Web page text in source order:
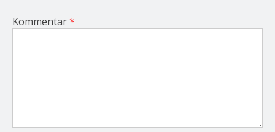
Kommentar*